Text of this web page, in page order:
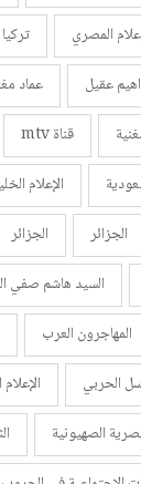
المصري تركيا
عقيل عماد
قناة mtv
الإعلام
الجزائر
الجزائر
السيد هاشم صفي
المهاجرون العرب
الحربي
الصهيونية